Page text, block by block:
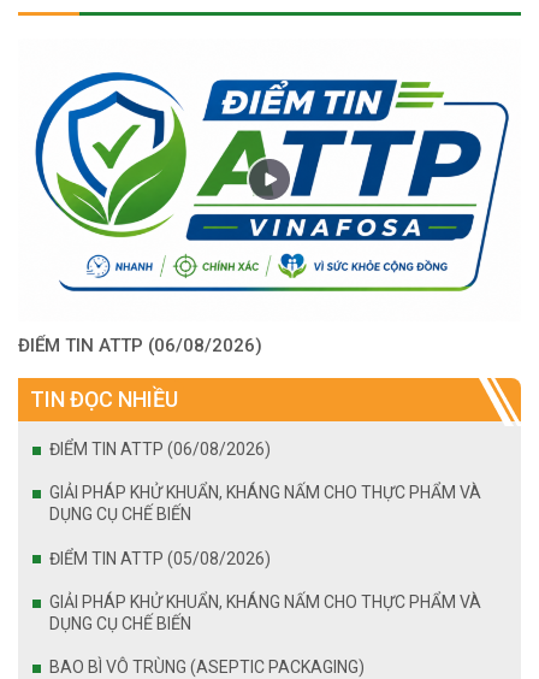
ĐIỂM TIN ATTP (06/08/2026)
TIN ĐỌC NHIỀU
ĐIỂM TIN ATTP (06/08/2026)
GIẢI PHÁP KHỬ KHUẨN, KHÁNG NẤM CHO THỰC PHẨM VÀ
DỤNG CỤ CHẾ BIẾN
ĐIỂM TIN ATTP (05/08/2026)
GIẢI PHÁP KHỬ KHUẨN, KHÁNG NẤM CHO THỰC PHẨM VÀ
DỤNG CỤ CHẾ BIẾN
BAO BÌ VÔ TRÙNG (ASEPTIC PACKAGING)